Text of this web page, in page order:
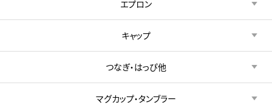
エプロン
キャップ
つなぎ・はっぴ他
マグカップ・タンブラー